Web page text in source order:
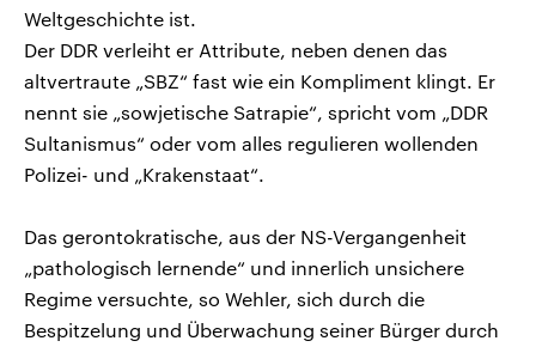
Weltgeschichte ist.
Der DDR verleiht er Attribute, neben denen das
altvertraute „SBZ“ fast wie ein Kompliment klingt. Er
nennt sie „sowjetische Satrapie“, spricht vom „DDR
Sultanismus“ oder vom alles regulieren wollenden
Polizei- und „Krakenstaat“.
Das gerontokratische, aus der NS-Vergangenheit
„pathologisch lernende“ und innerlich unsichere
Regime versuchte, so Wehler, sich durch die
Bespitzelung und Überwachung seiner Bürger durch